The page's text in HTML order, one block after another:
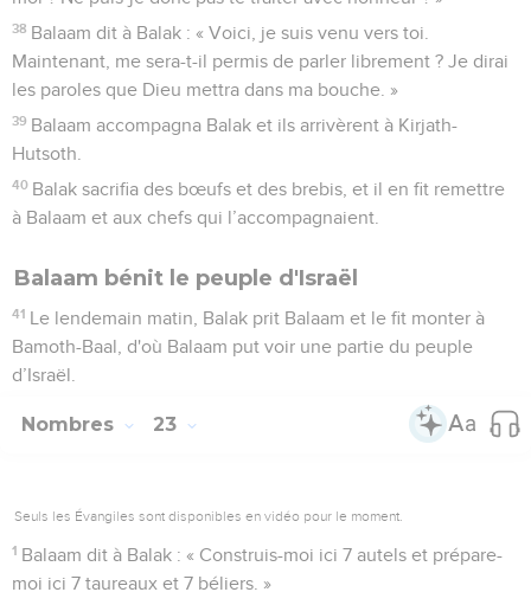
38 Balaam dit à Balak : « Voici, je suis venu vers toi.
Maintenant, me sera-t-il permis de parler librement ? Je dirai
les paroles que Dieu mettra dans ma bouche. »
39 Balaam accompagna Balak et ils arrivèrent à Kirjath-
Hutsoth.
40 Balak sacrifia des bœufs et des brebis, et il en fit remettre
à Balaam et aux chefs qui l’accompagnaient.
Balaam bénit le peuple d'Israël
41 Le lendemain matin, Balak prit Balaam et le fit monter à
Bamoth-Baal, d'où Balaam put voir une partie du peuple
d’Israël.
Nombres 23
Seuls les Évangiles sont disponibles en vidéo pour le moment.
1 Balaam dit à Balak : « Construis-moi ici 7 autels et prépare-
moi ici 7 taureaux et 7 béliers. »